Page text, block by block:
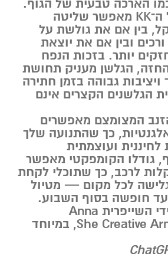
הארכה טבעית של הגוף.
ה־KK מאפשר שליטה
קל, בין אם את גולשת על
ובין אם את יוצאת
יותר. בזכות הנפח
הגלשן מעניק תחושת
ויציבות גבוהה בזמן חתירה
הגלשנים הקצרים אינם
המצומצם מאפשרים
כך שהתנועה שלך
ועוצמתית
גודלו הקומפקטי מאפשר
לרכב, כך שתוכלי לקחת
לכל מקום — מטיול
חופשה בסוף השבוע.
השייפרית Anna
She Creative, במיוחד